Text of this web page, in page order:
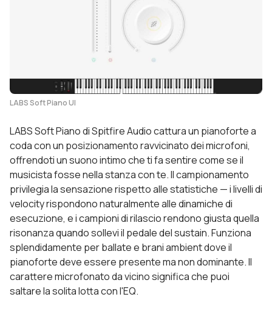
LABS Soft Piano UI
LABS Soft Piano di Spitfire Audio cattura un pianoforte a
coda con un posizionamento ravvicinato dei microfoni,
offrendoti un suono intimo che ti fa sentire come se il
musicista fosse nella stanza con te. Il campionamento
privilegia la sensazione rispetto alle statistiche — i livelli di
velocity rispondono naturalmente alle dinamiche di
esecuzione, e i campioni di rilascio rendono giusta quella
risonanza quando sollevi il pedale del sustain. Funziona
splendidamente per ballate e brani ambient dove il
pianoforte deve essere presente ma non dominante. Il
carattere microfonato da vicino significa che puoi
saltare la solita lotta con l'EQ.